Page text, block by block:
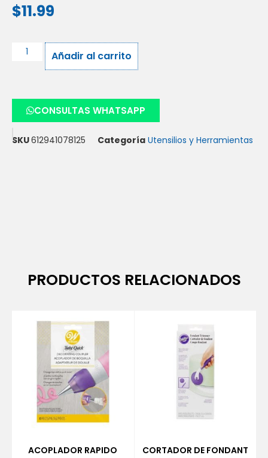
$11.99
Añadir al carrito
CONSULTAS WHATSAPP
SKU612941078125 Categoría Utensilios y Herramientas
PRODUCTOS RELACIONADOS
ACOPLADOR RAPIDO CORTADOR DE FONDANT